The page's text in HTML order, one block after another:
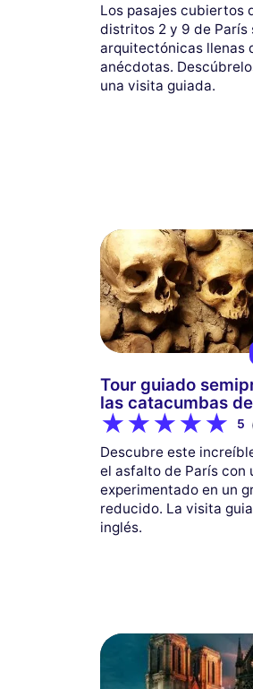
Los pasajes cubiertos
distritos 2 y 9 de París
arquitectónicas llenas
anécdotas.
una visita guiada.
Tour guiado
las catacumbas
5
Descubre este
el asfalto de París con
experimentado en un
reducido. La visita
inglés.